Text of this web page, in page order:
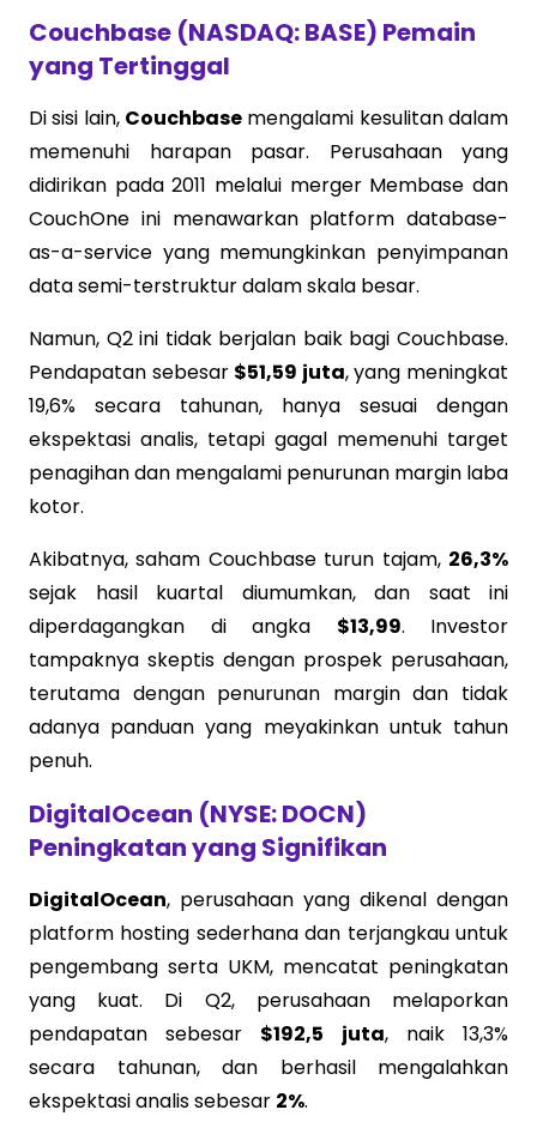
Couchbase (NASDAQ: BASE) Pemain
yang Tertinggal
Di sisi lain, Couchbase mengalami kesulitan dalam
memenuhi harapan pasar. Perusahaan yang
didirikan pada 2011 melalui merger Membase dan
CouchOne ini menawarkan platform database-
as-a-service yang memungkinkan penyimpanan
data semi-terstruktur dalam skala besar.
Namun, Q2 ini tidak berjalan baik bagi Couchbase.
Pendapatan sebesar $51,59 juta, yang meningkat
19,6% secara tahunan, hanya sesuai dengan
ekspektasi analis, tetapi gagal memenuhi target
penagihan dan mengalami penurunan margin laba
kotor.
Akibatnya, saham Couchbase turun tajam, 26,3%
sejak hasil kuartal diumumkan, dan saat ini
diperdagangkan di angka $13,99. Investor
tampaknya skeptis dengan prospek perusahaan,
terutama dengan penurunan margin dan tidak
adanya panduan yang meyakinkan untuk tahun
penuh.
DigitalOcean (NYSE: DOCN)
Peningkatan yang Signifikan
DigitalOcean, perusahaan yang dikenal dengan
platform hosting sederhana dan terjangkau untuk
pengembang serta UKM, mencatat peningkatan
yang kuat. Di Q2, perusahaan melaporkan
pendapatan sebesar $192,5 juta, naik 13,3%
secara tahunan, dan berhasil mengalahkan
ekspektasi analis sebesar 2%.